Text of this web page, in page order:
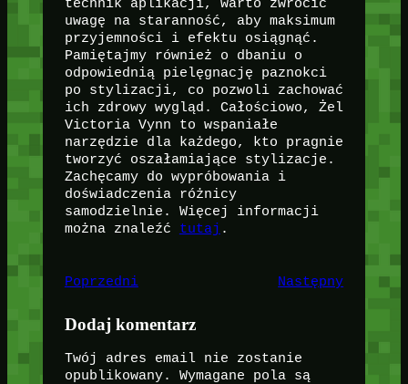
technik aplikacji, warto zwrócić
uwagę na staranność, aby maksimum
przyjemności i efektu osiągnąć.
Pamiętajmy również o dbaniu o
odpowiednią pielęgnację paznokci
po stylizacji, co pozwoli zachować
ich zdrowy wygląd. Całościowo, Żel
Victoria Vynn to wspaniałe
narzędzie dla każdego, kto pragnie
tworzyć oszałamiające stylizacje.
Zachęcamy do wypróbowania i
doświadczenia różnicy
samodzielnie. Więcej informacji
można znaleźć tutaj .
Poprzedni Następny
Dodaj komentarz
Twój adres email nie zostanie
opublikowany.
Wymagane pola są